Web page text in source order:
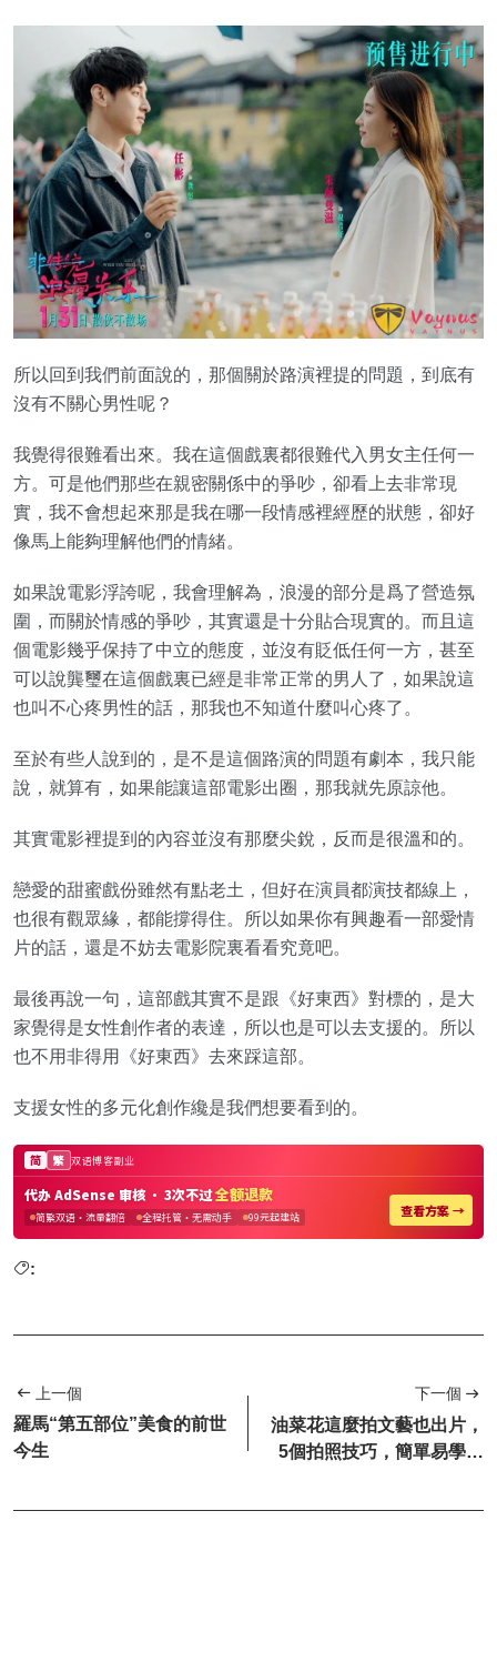
所以回到我們前面說的，那個關於路演裡提的問題，到底有
沒有不關心男性呢？
我覺得很難看出來。我在這個戲裏都很難代入男女主任何一
方。可是他們那些在親密關係中的爭吵，卻看上去非常現
實，我不會想起來那是我在哪一段情感裡經歷的狀態，卻好
像馬上能夠理解他們的情緒。
如果說電影浮誇呢，我會理解為，浪漫的部分是爲了營造氛
圍，而關於情感的爭吵，其實還是十分貼合現實的。而且這
個電影幾乎保持了中立的態度，並沒有貶低任何一方，甚至
可以說龔璽在這個戲裏已經是非常正常的男人了，如果說這
也叫不心疼男性的話，那我也不知道什麼叫心疼了。
至於有些人說到的，是不是這個路演的問題有劇本，我只能
說，就算有，如果能讓這部電影出圈，那我就先原諒他。
其實電影裡提到的內容並沒有那麼尖銳，反而是很溫和的。
戀愛的甜蜜戲份雖然有點老土，但好在演員都演技都線上，
也很有觀眾緣，都能撐得住。所以如果你有興趣看一部愛情
片的話，還是不妨去電影院裏看看究竟吧。
最後再說一句，這部戲其實不是跟《好東西》對標的，是大
家覺得是女性創作者的表達，所以也是可以去支援的。所以
也不用非得用《好東西》去來踩這部。
支援女性的多元化創作纔是我們想要看到的。
:
上一個
羅馬“第五部位”美食的前世
今生
下一個
油菜花這麼拍文藝也出片，
5個拍照技巧，簡單易學！